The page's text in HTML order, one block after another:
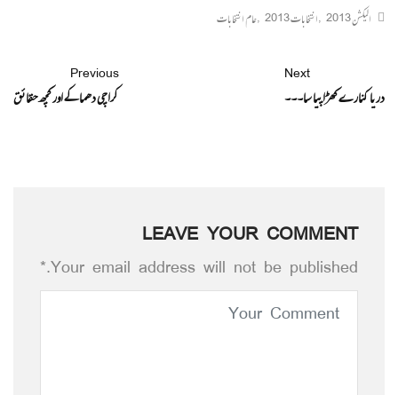
الیکشن 2013
,انتخابات 2013 ,عام انتخابات
Previous
کراچی دھماکے اور کچھ حقائق
Next
دریا کنارے کھڑاپیا سا۔۔۔
LEAVE YOUR COMMENT
Your email address will not be published.*